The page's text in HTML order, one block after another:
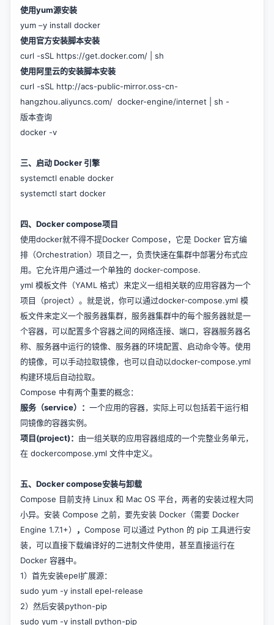
使用yum源安装
yum –y install docker
使用官方安装脚本安装
curl -sSL https://get.docker.com/ | sh
使用阿里云的安装脚本安装
curl -sSL http://acs-public-mirror.oss-cn-
hangzhou.aliyuncs.com/ docker-engine/internet | sh -
版本查询
docker -v
三、启动 Docker 引擎
systemctl enable docker
systemctl start docker
四、Docker compose项目
使用docker就不得不提Docker Compose，它是 Docker 官方编
排（Orchestration）项目之一，负责快速在集群中部署分布式应
用。它允许用户通过一个单独的 docker-compose.
yml 模板文件（YAML 格式）来定义一组相关联的应用容器为一个
项目（project）。就是说，你可以通过docker-compose.yml 模
板文件来定义一个服务器集群，服务器集群中的每个服务器就是一
个容器，可以配置多个容器之间的网络连接、端口，容器服务器名
称、服务器中运行的镜像、服务器的环境配置、启动命令等。使用
的镜像，可以手动拉取镜像，也可以自动以docker-compose.yml
构建环境后自动拉取。
Compose 中有两个重要的概念：
服务（service）： 一个应用的容器，实际上可以包括若干运行相
同镜像的容器实例。
项目(project)： 由一组关联的应用容器组成的一个完整业务单元，
在 dockercompose.yml 文件中定义。
五、Docker compose安装与卸载
Compose 目前支持 Linux 和 Mac OS 平台，两者的安装过程大同
小异。安装 Compose 之前，要先安装 Docker（需要 Docker
Engine 1.7.1+）
， Compose 可以通过 Python 的 pip 工具进行安
装，可以直接下载编译好的二进制文件使用，甚至直接运行在
Docker 容器中。
1）首先安装epel扩展源：
sudo yum -y install epel-release
2）然后安装python-pip
sudo yum -y install python-pip